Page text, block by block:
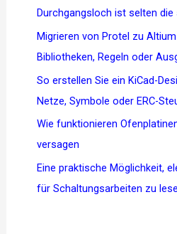
Durchgangsloch ist selten die
Migrieren von Protel zu
Bibliotheken, Regeln oder
So erstellen Sie ein KiCad-
Netze, Symbole oder ERC-
Wie funktionieren
versagen
Eine praktische Möglichkeit,
für Schaltungsarbeiten zu